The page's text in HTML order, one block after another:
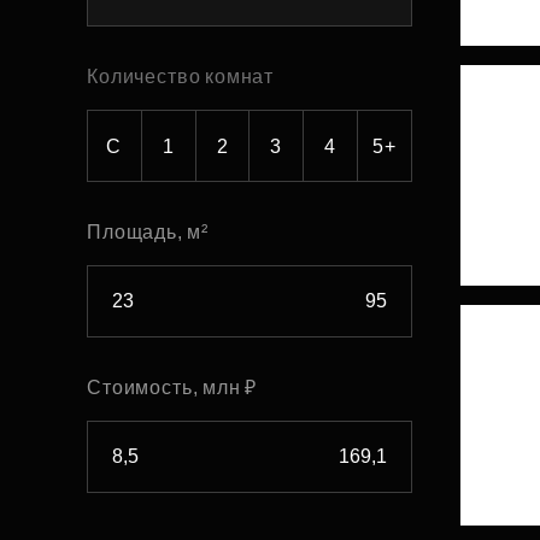
Рефинансирование
Количество комнат
С 1 2 3 4 5+
Площадь, м²
Стоимость, млн ₽